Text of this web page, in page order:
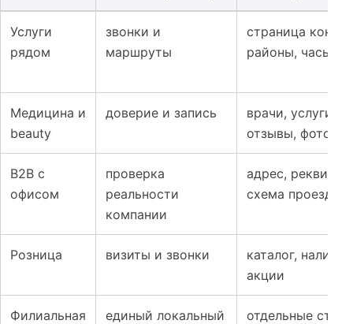
Услуги
рядом
звонки и
маршруты
страница
районы, часы
Медицина и
beauty
доверие и запись
врачи, услуги,
отзывы, фото
B2B с
офисом
проверка
реальности
компании
адрес,
схема проезда
Розница визиты и звонки
каталог,
акции
Филиальная
единый локальный
отдельные